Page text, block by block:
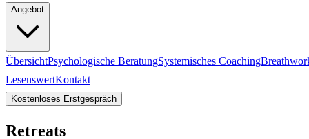
Angebot
ÜbersichtPsychologische BeratungSystemisches Coaching
LesenswertKontakt
Kostenloses Erstgespräch
Retreats